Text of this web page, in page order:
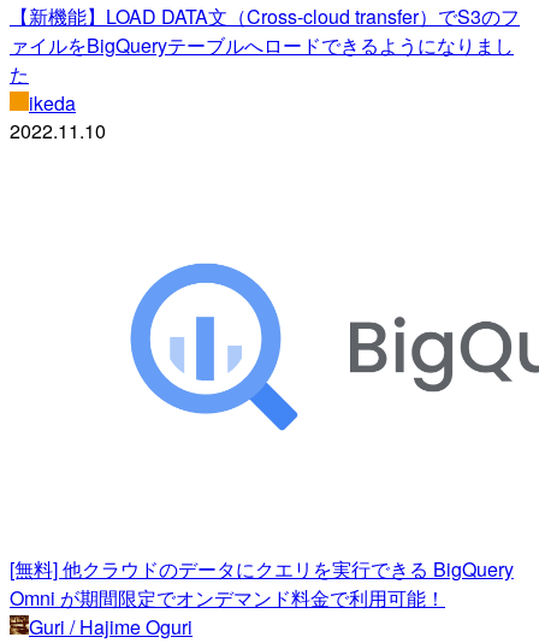
【新機能】LOAD DATA文（Cross-cloud transfer）でS3のフ
ァイルをBigQueryテーブルへロードできるようになりまし
た
ikeda
2022.11.10
[無料] 他クラウドのデータにクエリを実行できる BigQuery
Omni が期間限定でオンデマンド料金で利用可能！
Guri / Hajime Oguri